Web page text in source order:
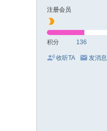
注册会员
积分 136
收听TA 发消息